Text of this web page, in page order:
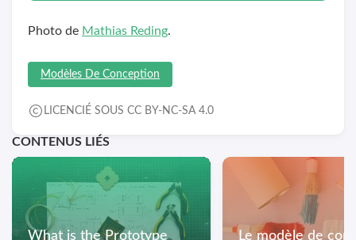
Photo de Mathias Reding.
Modèles De Conception
LICENCIÉ SOUS CC BY-NC-SA 4.0
CONTENUS LIÉS
What is the Prototype Le modèle de